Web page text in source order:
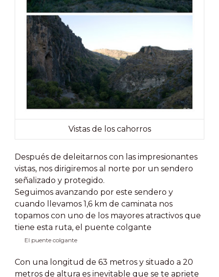
Vistas de los cahorros
Después de deleitarnos con las impresionantes
vistas, nos dirigiremos al norte por un sendero
señalizado y protegido.
Seguimos avanzando por este sendero y
cuando llevamos 1,6 km de caminata nos
topamos con uno de los mayores atractivos que
tiene esta ruta, el puente colgante
El puente colgante
Con una longitud de 63 metros y situado a 20
metros de altura es inevitable que se te apriete